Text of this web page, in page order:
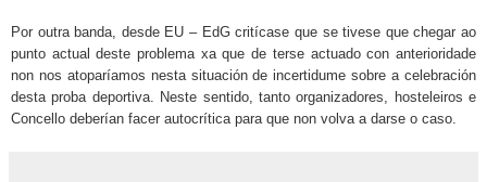
Por outra banda, desde EU – EdG critícase que se tivese que chegar ao
punto actual deste problema xa que de terse actuado con anterioridade
non nos atoparíamos nesta situación de incertidume sobre a celebración
desta proba deportiva. Neste sentido, tanto organizadores, hosteleiros e
Concello deberían facer autocrítica para que non volva a darse o caso.